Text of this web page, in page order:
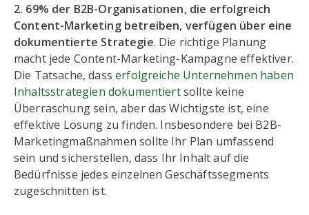
2. 69% der B2B-Organisationen, die erfolgreich
Content-Marketing betreiben, verfügen über eine
dokumentierte Strategie. Die richtige Planung
macht jede Content-Marketing-Kampagne effektiver.
Die Tatsache, dasserfolgreiche Unternehmen haben
Inhaltsstrategien dokumentiertsollte keine
Überraschung sein, aber das Wichtigste ist, eine
effektive Lösung zu finden. Insbesondere bei B2B-
Marketingmaßnahmen sollte Ihr Plan umfassend
sein und sicherstellen, dass Ihr Inhalt auf die
Bedürfnisse jedes einzelnen Geschäftssegments
zugeschnitten ist.